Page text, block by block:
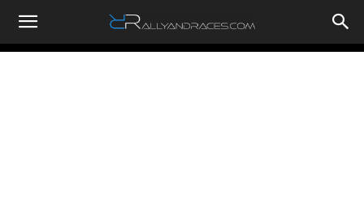
RallyandRaces.com